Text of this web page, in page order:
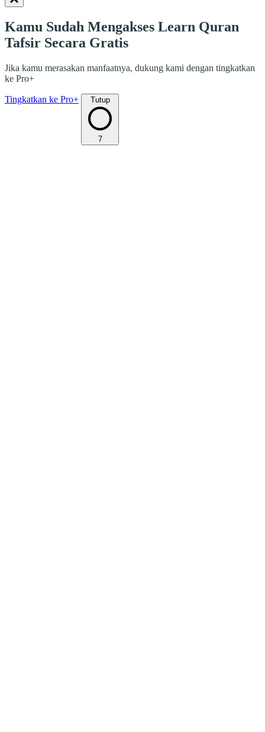
Kamu Sudah Mengakses Learn Quran
Tafsir Secara Gratis
Jika kamu merasakan manfaatnya, dukung kami dengan tingkatkan
ke Pro+
Tingkatkan ke Pro+ Tutup
7